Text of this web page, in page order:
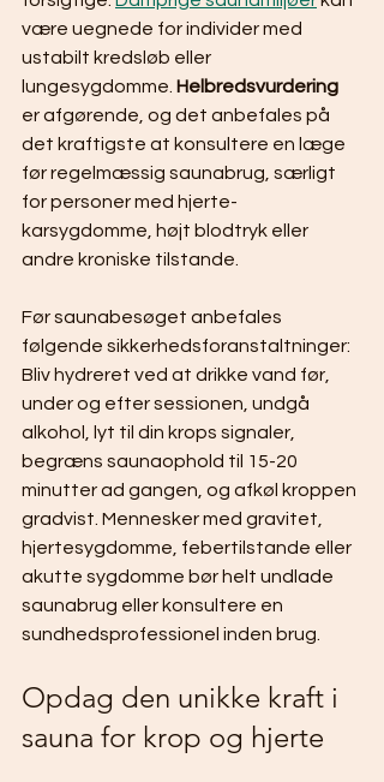
være uegnede for individer med
ustabilt kredsløb eller
lungesygdomme. Helbredsvurdering
er afgørende, og det anbefales på
det kraftigste at konsultere en læge
før regelmæssig saunabrug, særligt
for personer med hjerte-
karsygdomme, højt blodtryk eller
andre kroniske tilstande.
Før saunabesøget anbefales
følgende sikkerhedsforanstaltninger:
Bliv hydreret ved at drikke vand før,
under og efter sessionen, undgå
alkohol, lyt til din krops signaler,
begræns saunaophold til 15-20
minutter ad gangen, og afkøl kroppen
gradvist. Mennesker med gravitet,
hjertesygdomme, febertilstande eller
akutte sygdomme bør helt undlade
saunabrug eller konsultere en
sundhedsprofessionel inden brug.
Opdag den unikke kraft i
sauna for krop og hjerte